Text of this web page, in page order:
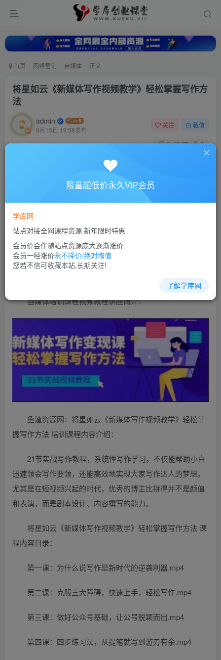
首页 网络营销 自媒体 正文
将星如云《新媒体写作视频教学》轻松掌握写作方
法
admin
8月15日 19:58发布
关注 私信
0 33 0
将星如云《新媒体写作视频教学》轻松掌握写作方法
此内容为付费资源，请付费后查看
10
立即购买
您当前未登录！建议登陆后购买，可保存购买订单
自媒体培训课程视频教程讲座简介：
鱼渣资源网：将星如云《新媒体写作视频教学》轻松掌
握写作方法 培训课程内容介绍：
21节实战写作教程，系统性写作学习。不仅能帮助小白
迅速领会写作要领，还能高效地实现大家写作达人的梦想。
尤其是在短视频兴起的时代，优秀的博主比拼得并不是颜值
和表演，而是剧本设计、内容撰写的能力。
将星如云《新媒体写作视频教学》轻松掌握写作方法 课
程内容目录：
第一课：为什么说写作是新时代的逆袭利器.mp4
第二课：克服三大障碍，快速上手，轻松写作.mp4
第三课：做好公众号基础，让公号脱颖而出.mp4
第四课：四步练习法，从提笔就写到游刃有余.mp4
限量超低价永久VIP会员
学库网
站点对接全网课程资源,新年限时特惠
会员价会伴随站点资源庞大逐渐涨价
会员一经涨价永不降价/绝对增值
您若不信可收藏本站,长期关注!
了解学库网